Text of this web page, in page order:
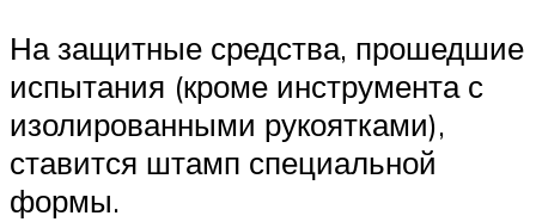
На защитные средства, прошедшие
испытания (кроме инструмента с
изолированными рукоятками),
ставится штамп специальной
формы.